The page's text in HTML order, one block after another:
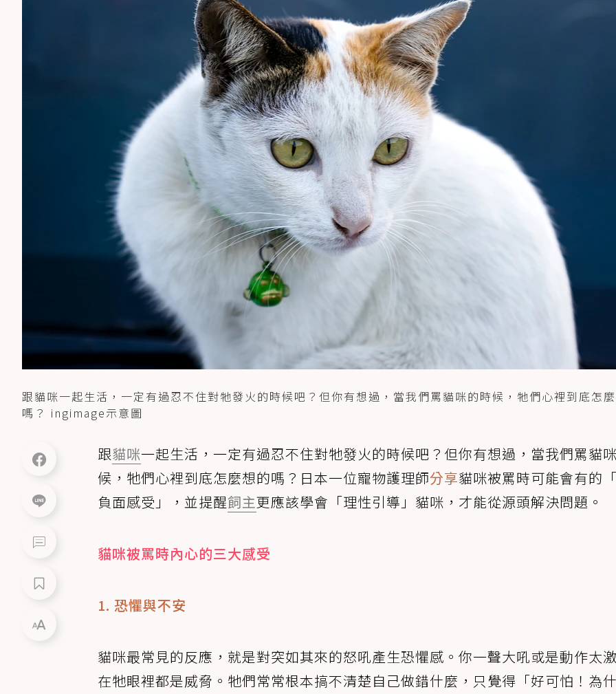
跟貓咪一起生活，一定有過忍不住對牠發火的時候吧？但你有想過，當我們罵貓咪的時候，牠們心裡到底怎
嗎？ ingimage示意圖
跟貓咪一起生活，一定有過忍不住對牠發火的時候吧？但你有想過，當我們罵貓
候，牠們心裡到底怎麼想的嗎？日本一位寵物護理師分享貓咪被罵時可能會有的
負面感受」，並提醒飼主更應該學會「理性引導」貓咪，才能從源頭解決問題。
貓咪被罵時內心的三大感受
1. 恐懼與不安
貓咪最常見的反應，就是對突如其來的怒吼產生恐懼感。你一聲大吼或是動作太
在牠眼裡都是威脅。牠們常常根本搞不清楚自己做錯什麼，只覺得「好可怕！為